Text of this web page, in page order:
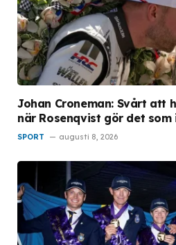
Johan Croneman: Svårt att
när Rosenqvist gör det
SPORT augusti 8, 2026